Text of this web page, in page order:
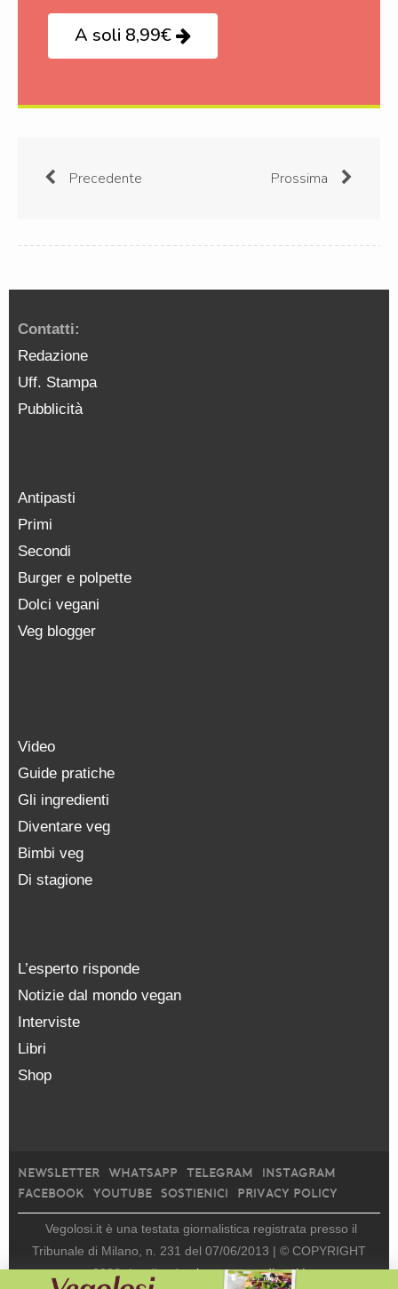
A soli 8,99€
Precedente Prossima
Contatti:
Redazione
Uff. Stampa
Pubblicità
Antipasti
Primi
Secondi
Burger e polpette
Dolci vegani
Veg blogger
Video
Guide pratiche
Gli ingredienti
Diventare veg
Bimbi veg
Di stagione
L’esperto risponde
Notizie dal mondo vegan
Interviste
Libri
Shop
NEWSLETTER WHATSAPP TELEGRAM
INSTAGRAM
FACEBOOK
YOUTUBE SOSTIENICI PRIVACY POLICY
Vegolosi.it è una testata giornalistica registrata presso il
Tribunale di Milano, n. 231 del 07/06/2013 | © COPYRIGHT
2026 | edito da viceversa media srl |